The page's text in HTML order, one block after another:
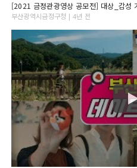
[2021 금정관광영상 공모전] 대상_감성
부산광역시금정구청 | 4년 전